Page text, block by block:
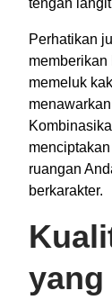
tengah
Perhatikan
memberikan
memeluk
menciptakan
ruangan
berkarakter.
yang